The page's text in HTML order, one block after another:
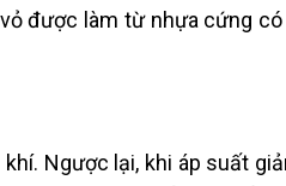
được làm từ nhựa cứng
Ngược lại, khi áp suất